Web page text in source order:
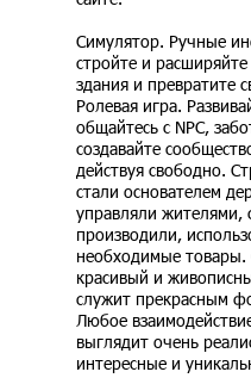
Симулятор. Ручные
стройте и
здания и превратите
Ролевая игра.
общайтесь с NPC,
создавайте
действуя свободно.
стали основателем
управляли жителями,
производили,
необходимые товары.
красивый и
служит прекрасным
Любое
выглядит очень
интересные и